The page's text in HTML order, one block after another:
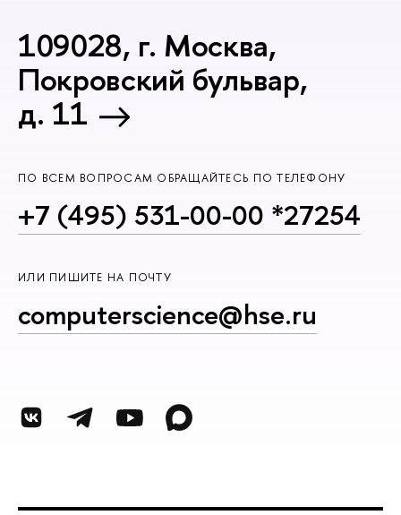
109028, г. Москва,
Покровский бульвар,
д. 11
ПО ВСЕМ ВОПРОСАМ ОБРАЩАЙТЕСЬ ПО ТЕЛЕФОНУ
+7 (495) 531-00-00 *27254
ИЛИ ПИШИТЕ НА ПОЧТУ
computerscience@hse.ru